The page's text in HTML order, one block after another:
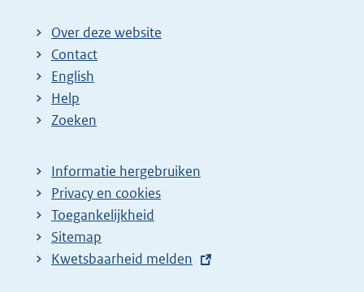
Over deze website
Contact
English
Help
Zoeken
Informatie hergebruiken
Privacy en cookies
Toegankelijkheid
Sitemap
E
Kwetsbaarheid melden